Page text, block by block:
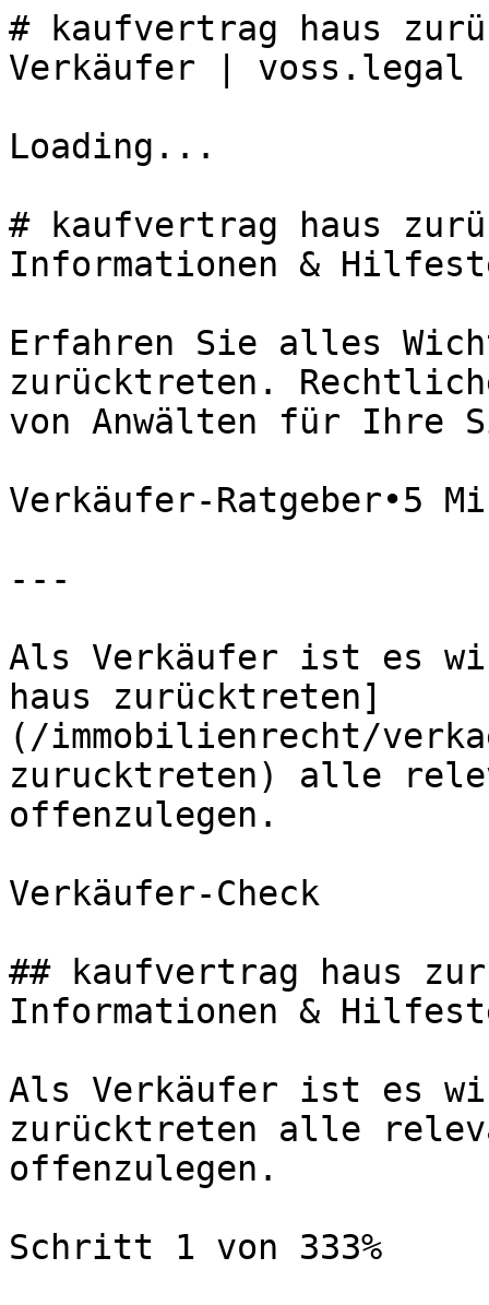
# kaufvertrag haus
Verkäufer | voss.legal
Loading...
# kaufvertrag haus
Informationen &
Erfahren Sie alles
zurücktreten.
von Anwälten für Ihre
Verkäufer-Ratgeber•5
---
Als Verkäufer ist es
haus zurücktreten]
(/immobilienrecht/
zurucktreten) alle
offenzulegen.
Verkäufer-Check
## kaufvertrag haus
Informationen &
Als Verkäufer ist es
zurücktreten alle
offenzulegen.
Schritt 1 von 333%